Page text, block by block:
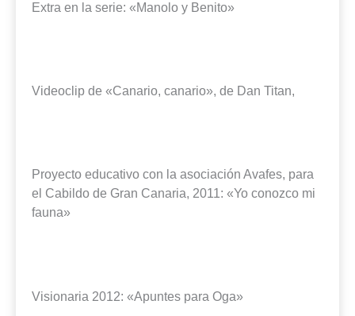
Extra en la serie: «Manolo y Benito»
Videoclip de «Canario, canario», de Dan Titan,
Proyecto educativo con la asociación Avafes, para
el Cabildo de Gran Canaria, 2011: «Yo conozco mi
fauna»
Visionaria 2012: «Apuntes para Oga»